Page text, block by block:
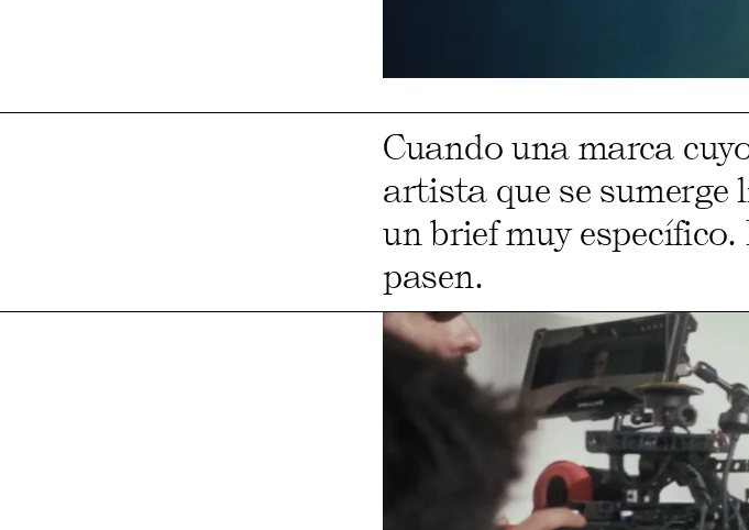
Cuando una marca
artista que se sumerge
un brief muy
pasen.